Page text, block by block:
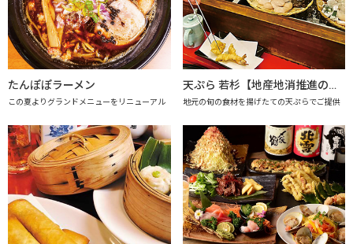
たんぽぽラーメン
この夏よりグランドメニューをリニューアル
天ぷら 若杉【地産地消推進の店「プレミアム認定店」】
地元の旬の食材を揚げたての天ぷらでご提供